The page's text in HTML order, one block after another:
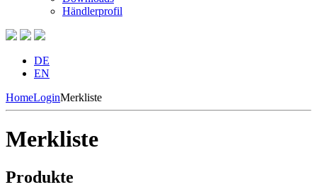
Händlerprofil
DE
EN
HomeLoginMerkliste
Merkliste
Produkte